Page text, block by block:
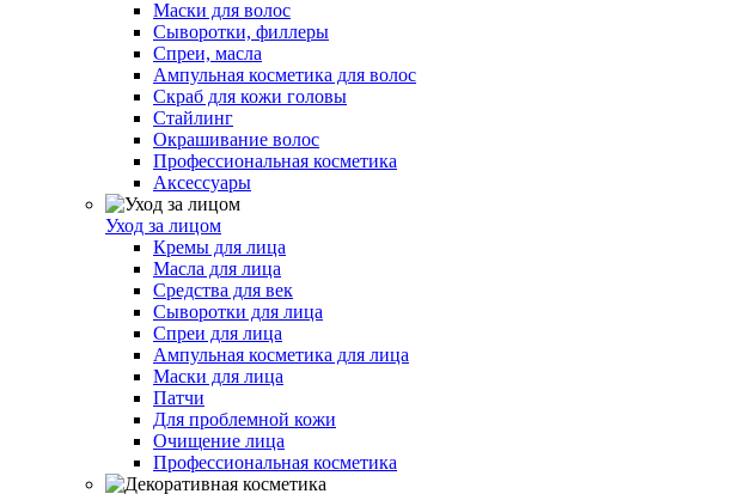
Маски для волос
Сыворотки, филлеры
Спреи, масла
Ампульная косметика для волос
Скраб для кожи головы
Стайлинг
Окрашивание волос
Профессиональная косметика
Аксессуары
Уход за лицом
Кремы для лица
Масла для лица
Средства для век
Сыворотки для лица
Спреи для лица
Ампульная косметика для лица
Маски для лица
Патчи
Для проблемной кожи
Очищение лица
Профессиональная косметика